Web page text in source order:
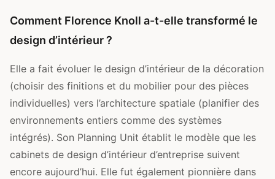
Comment Florence Knoll a-t-elle transformé le
design d’intérieur ?
Elle a fait évoluer le design d’intérieur de la décoration
(choisir des finitions et du mobilier pour des pièces
individuelles) vers l’architecture spatiale (planifier des
environnements entiers comme des systèmes
intégrés). Son Planning Unit établit le modèle que les
cabinets de design d’intérieur d’entreprise suivent
encore aujourd’hui. Elle fut également pionnière dans